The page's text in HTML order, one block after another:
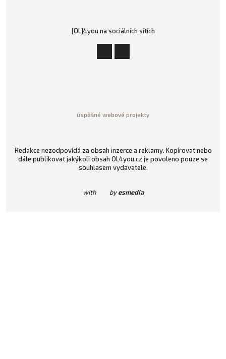
[OL]4you na sociálních sítích
úspěšné webové projekty
Redakce nezodpovídá za obsah inzerce a reklamy. Kopírovat nebo
dále publikovat jakýkoli obsah OL4you.cz je povoleno pouze se
souhlasem vydavatele.
with byesmedia